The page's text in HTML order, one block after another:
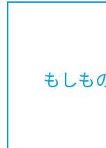
もしも